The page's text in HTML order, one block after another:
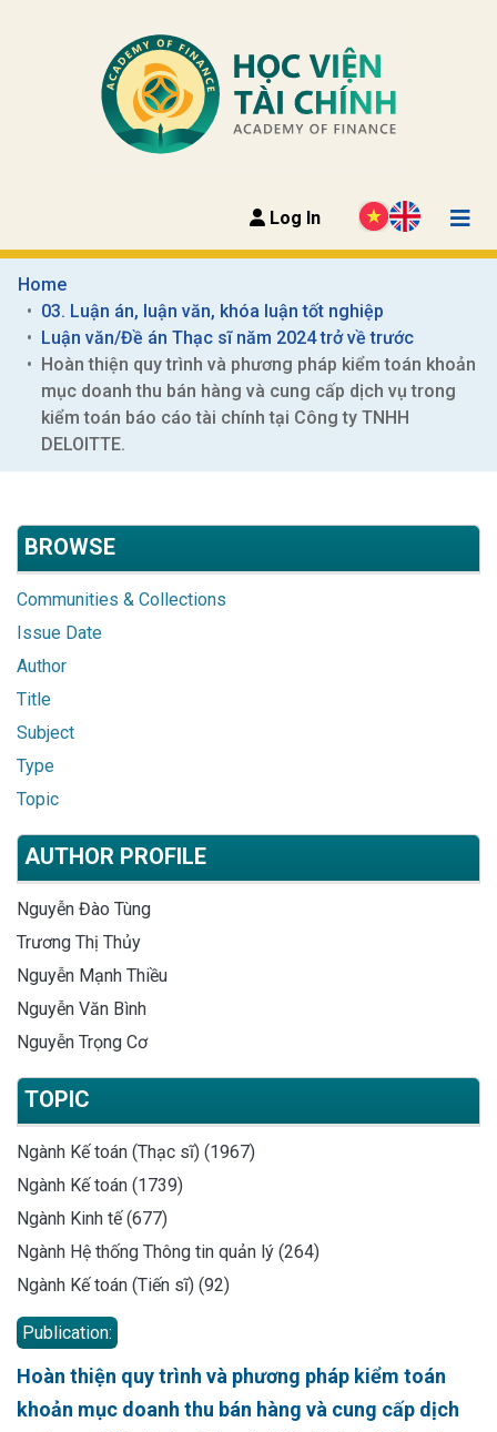
Log In
Home
03. Luận án, luận văn, khóa luận tốt nghiệp
Luận văn/Đề án Thạc sĩ năm 2024 trở về trước
Hoàn thiện quy trình và phương pháp kiểm toán khoản
mục doanh thu bán hàng và cung cấp dịch vụ trong
kiểm toán báo cáo tài chính tại Công ty TNHH
DELOITTE.
BROWSE
Communities & Collections
Issue Date
Author
Title
Subject
Type
Topic
AUTHOR PROFILE
Nguyễn Đào Tùng
Trương Thị Thủy
Nguyễn Mạnh Thiều
Nguyễn Văn Bình
Nguyễn Trọng Cơ
TOPIC
Ngành Kế toán (Thạc sĩ) (1967)
Ngành Kế toán (1739)
Ngành Kinh tế (677)
Ngành Hệ thống Thông tin quản lý (264)
Ngành Kế toán (Tiến sĩ) (92)
Publication:
Hoàn thiện quy trình và phương pháp kiểm toán
khoản mục doanh thu bán hàng và cung cấp dịch